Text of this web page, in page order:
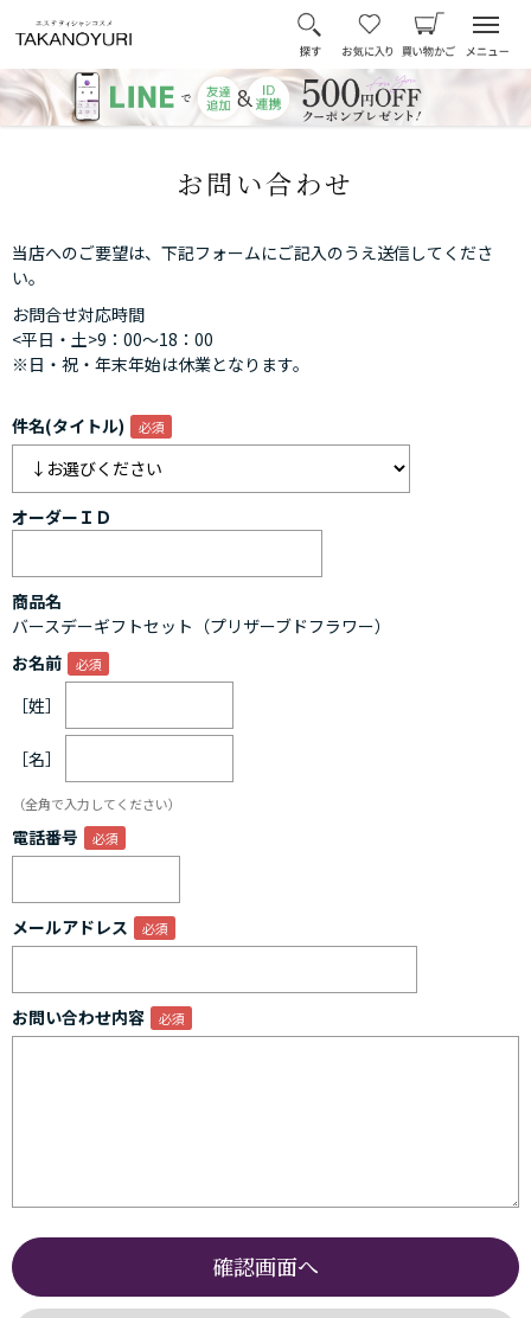
お問い合わせ
当店へのご要望は、下記フォームにご記入のうえ送信してくださ
い。
お問合せ対応時間
<平日・土>9：00～18：00
※日・祝・年末年始は休業となります。
件名(タイトル)
オーダーＩＤ
商品名
バースデーギフトセット（プリザーブドフラワー）
お名前
［姓］
［名］
（全角で入力してください）
電話番号
メールアドレス
お問い合わせ内容